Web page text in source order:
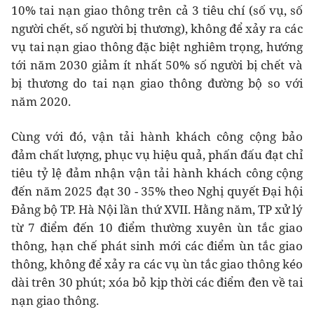
10% tai nạn giao thông trên cả 3 tiêu chí (số vụ, số
người chết, số người bị thương), không để xảy ra các
vụ tai nạn giao thông đặc biệt nghiêm trọng, hướng
tới năm 2030 giảm ít nhất 50% số người bị chết và
bị thương do tai nạn giao thông đường bộ so với
năm 2020.
Cùng với đó, vận tải hành khách công cộng bảo
đảm chất lượng, phục vụ hiệu quả, phấn đấu đạt chỉ
tiêu tỷ lệ đảm nhận vận tải hành khách công cộng
đến năm 2025 đạt 30 - 35% theo Nghị quyết Đại hội
Đảng bộ TP. Hà Nội lần thứ XVII. Hằng năm, TP xử lý
từ 7 điểm đến 10 điểm thường xuyên ùn tắc giao
thông, hạn chế phát sinh mới các điểm ùn tắc giao
thông, không để xảy ra các vụ ùn tắc giao thông kéo
dài trên 30 phút; xóa bỏ kịp thời các điểm đen về tai
nạn giao thông.